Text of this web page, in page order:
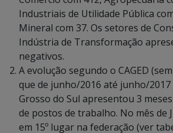
Industriais de Utilidade Pública
Mineral com 37. Os setores de
Indústria de Transformação
negativos.
A evolução segundo o CAGED
que de junho/2016 até junho/
Grosso do Sul apresentou 3
de postos de trabalho. No mês de
em 15º lugar na federação (ver